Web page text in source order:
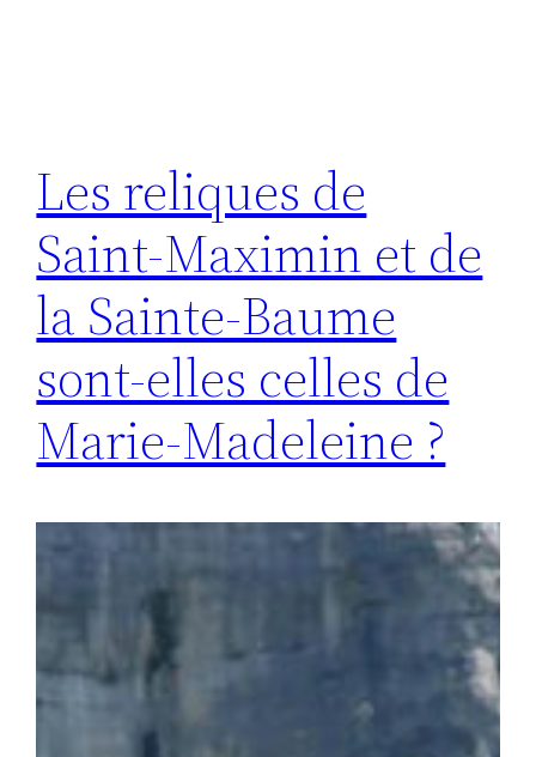
Les reliques de
Saint-Maximin et de
la Sainte-Baume
sont-elles celles de
Marie-Madeleine ?